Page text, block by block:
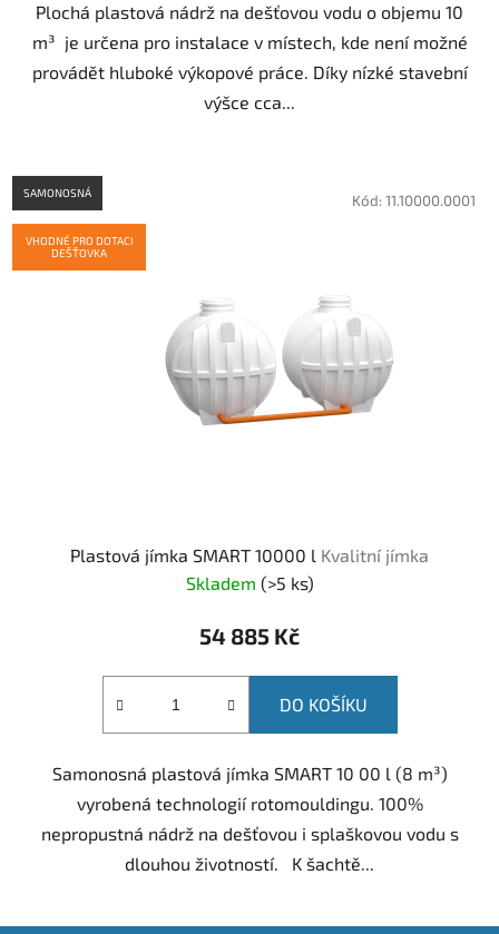
Plochá plastová nádrž na dešťovou vodu o objemu 10
m³ je určena pro instalace v místech, kde není možné
provádět hluboké výkopové práce. Díky nízké stavební
výšce cca...
SAMONOSNÁ
VHODNÉ PRO DOTACI
DEŠŤOVKA
Plastová jímka SMART 10000 l Kvalitní jímka
Skladem (>5 ks)
54 885 Kč
DO KOŠÍKU
Samonosná plastová jímka SMART 10 00 l (8 m³)
vyrobená technologií rotomouldingu. 100%
nepropustná nádrž na dešťovou i splaškovou vodu s
dlouhou životností. K šachtě...
Kód: 11.10000.0001